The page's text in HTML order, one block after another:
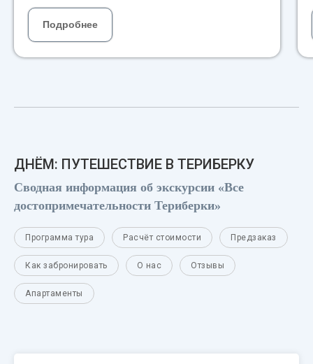
Подробнее
ДНЁМ: ПУТЕШЕСТВИЕ В ТЕРИБЕРКУ
Сводная информация об экскурсии «Все
достопримечательности Териберки»
Программа тура Расчёт стоимости Предзаказ
Как забронировать О нас Отзывы
Апартаменты